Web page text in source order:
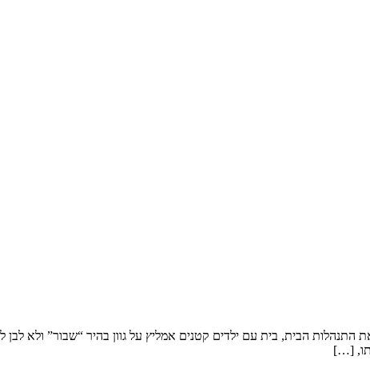
הבית, בית עם ילדים קטנים אמליץ על גוון בהיר “שבור” ולא לבן
[…]